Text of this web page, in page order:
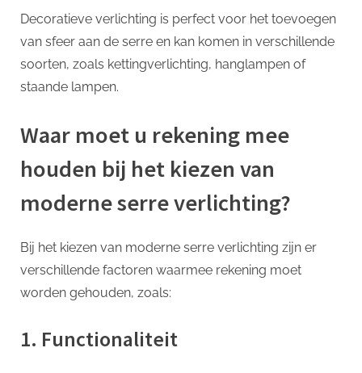
Decoratieve verlichting is perfect voor het toevoegen
van sfeer aan de serre en kan komen in verschillende
soorten, zoals kettingverlichting, hanglampen of
staande lampen.
Waar moet u rekening mee
houden bij het kiezen van
moderne serre verlichting?
Bij het kiezen van moderne serre verlichting zijn er
verschillende factoren waarmee rekening moet
worden gehouden, zoals:
1. Functionaliteit